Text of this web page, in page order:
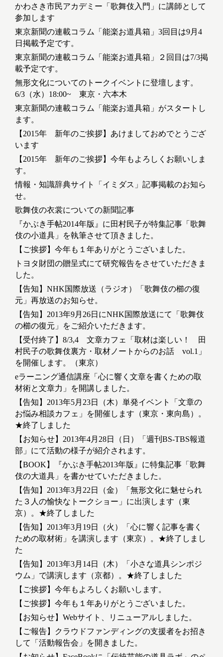
かわさき市民アカデミー「歌舞伎入門」に講師として
参加します
東京新聞の連載コラム「能楽お道具箱」3回目は9月4
日掲載予定です。
東京新聞の連載コラム「能楽お道具箱」２回目は7/3掲
載予定です。
無形文化についてのトークイベントに登壇します。
6/3（水）18:00~ 東京・六本木
東京新聞の連載コラム「能楽お道具箱」がスタートし
ます。
【2015年 新年のご挨拶】あけましておめでとうござ
います
【2015年 新年のご挨拶】今年もよろしくお願いしま
す。
情報・知識辞典サイト「イミダス」記事掲載のお知ら
せ。
歌舞伎の衣裳についての新聞記事
『かぶき手帖2014年版』に田村民子が特集記事「歌舞
伎の小道具」を執筆させて頂きました。
【ご挨拶】今年も１年ありがとうございました。
トヨタ財団の贈呈式にて研究報告をさせていただきま
した。
【告知】NHK国際放送（ラジオ）「歌舞伎の櫛の復
元」再放送のお知らせ。
【告知】2013年9月26日にNHK国際放送にて「歌舞伎
の櫛の復元」をご紹介いただきます。
【受付終了】8/3,4 文章カフェ「取材は楽しい！ 田
村民子の歌舞伎裏方・取材ノートからのお話 vol.1」
を開催します。（東京）
eラーニング通信講座「心に響く文章を書くための取
材術と文章力」を開講しました。
【告知】2013年5月23日（木）単発イベント「文章の
お悩み相談カフェ」を開催します（東京・東向島）。
★終了しました
【お知らせ】2013年4月28日（日）「週刊BS-TBS報道
部」にて活動の様子が紹介されます。
【BOOK】『かぶき手帖2013年版』に特集記事「歌舞
伎の大道具」を書かせていただきました。
【告知】2013年3月22日（金）「無形文化に魅せられ
た３人の愉快なトークショー」に出演します（東
京）。★終了しました
【告知】2013年3月19日（火）「心に響く記事を書く
ための取材術」を講演します（東京）。★終了しまし
た
【告知】2013年3月14日（木）「小さな道具シンポジ
ウム」で講演します（京都）。★終了しました
【ご挨拶】今年もよろしくお願いします。
【ご挨拶】今年も１年ありがとうございました。
【お知らせ】Webサイト、リニューアルしました。
【ご報告】クラウドファンディングの支援者をお招き
して「活動報告会」を開きました。